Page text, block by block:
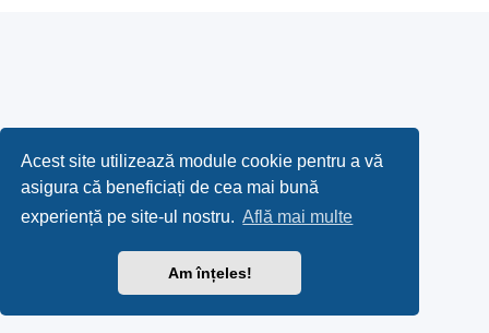
Acest site utilizează module cookie pentru a vă
asigura că beneficiați de cea mai bună
experiență pe site-ul nostru. Află mai multe
Am înțeles!